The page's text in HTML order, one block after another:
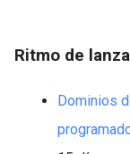
Ritmo de
Dominios